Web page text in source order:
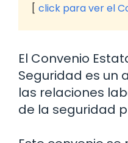
click para ver el
El Convenio
Seguridad es un
las relaciones
de la seguridad